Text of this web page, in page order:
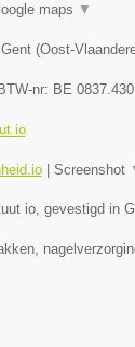
maps ▼
Gent(Oost-
nr: BE
io
| Screenshot
io, gevestigd in